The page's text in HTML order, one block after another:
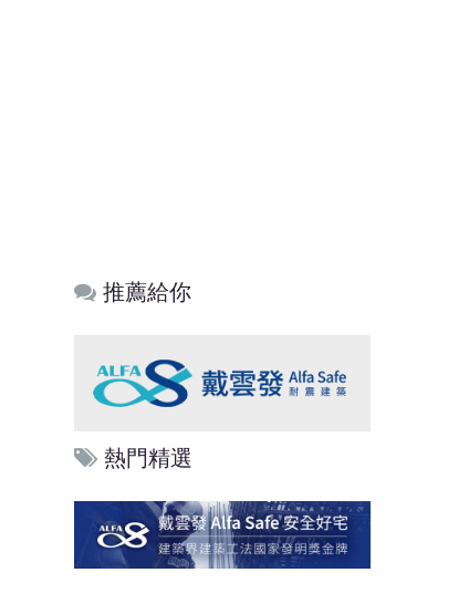
推薦給你
熱門精選